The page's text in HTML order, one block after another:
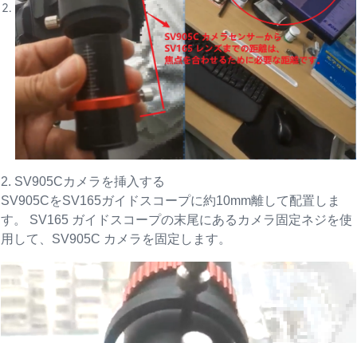
2. SV905Cカメラを挿入する
SV905CをSV165ガイドスコープに約10mm離して配置しま
す。 SV165 ガイドスコープの末尾にあるカメラ固定ネジを使
用して、SV905C カメラを固定します。